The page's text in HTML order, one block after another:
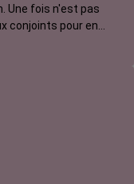
Une fois n'est pas
conjoints pour en